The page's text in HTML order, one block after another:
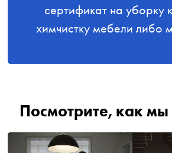
сертификат на уборку
химчистку мебели либо
Посмотрите, как